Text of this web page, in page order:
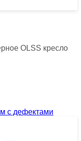
OLSS кресло